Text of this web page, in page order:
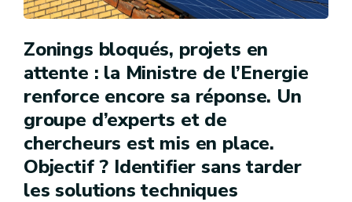
Zonings bloqués, projets en
attente : la Ministre de l’Energie
renforce encore sa réponse. Un
groupe d’experts et de
chercheurs est mis en place.
Objectif ? Identifier sans tarder
les solutions techniques